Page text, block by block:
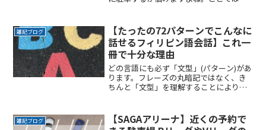
べく近くに停めたい時間料金を気にせず
イベントを楽しみたい駐車ReadMore...
雑記ブログ
【たったの72パターンでこんなに
話せるフィリピン語会話】これ一
冊で十分な理由
どの言語にも必ず「文型」(パターン)があ
ります。フレーズの丸暗記ではなく、き
ちんと「文型」を理解することにより、
す。
雑記ブログ
【SAGAアリーナ】近くの予約で